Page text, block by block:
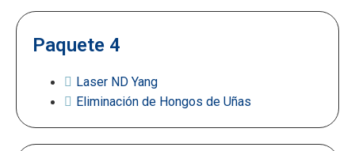
Paquete 4
Laser ND Yang
Eliminación de Hongos de Uñas